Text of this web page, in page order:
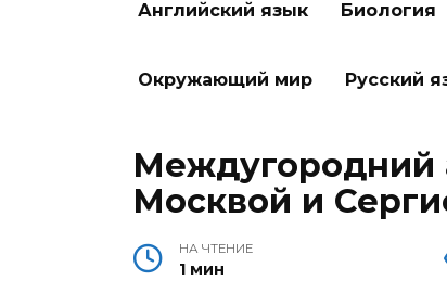
Английский язык Биология
Окружающий мир Русский
Междугородний
Москвой и
НА ЧТЕНИЕ
1 мин